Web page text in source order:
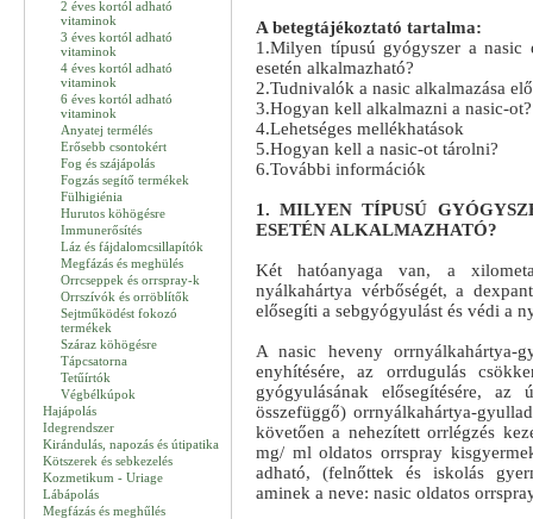
2 éves kortól adható
vitaminok
3 éves kortól adható
vitaminok
4 éves kortól adható
vitaminok
6 éves kortól adható
vitaminok
Anyatej termélés
Erősebb csontokért
Fog és szájápolás
Fogzás segítő termékek
Fülhigiénia
Hurutos köhögésre
Immunerősítés
Láz és fájdalomcsillapítók
Megfázás és meghülés
Orrcseppek és orrspray-k
Orrszívók és orröblítők
Sejtműködést fokozó
termékek
Száraz köhögésre
Tápcsatorna
Tetűírtók
Végbélkúpok
Hajápolás
Idegrendszer
Kirándulás, napozás és útipatika
Kötszerek és sebkezelés
Kozmetikum - Uriage
Lábápolás
Megfázás és meghűlés
A betegtájékoztató tartalma:
1.Milyen típusú gyógyszer a nasic
esetén alkalmazható?
2.Tudnivalók a nasic alkalmazása
3.Hogyan kell alkalmazni a nasic-ot?
4.Lehetséges mellékhatások
5.Hogyan kell a nasic-ot tárolni?
6.További információk
1. MILYEN TÍPUSÚ
ESETÉN ALKALMAZHATÓ?
Két hatóanyaga van, a
nyálkahártya vérbőségét, a
elősegíti a sebgyógyulást és védi a
A nasic heveny orrnyálkahártya-
enyhítésére, az orrdugulás
gyógyulásának elősegítésére, az
összefüggő) orrnyálkahártya-
követően a nehezített orrlégzés
mg/ ml oldatos orrspray
adható, (felnőttek és iskolás
aminek a neve: nasic oldatos